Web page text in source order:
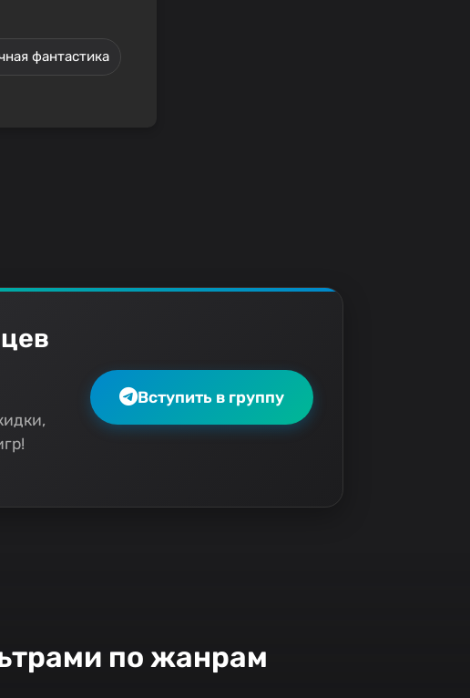
фантастика
Вступить в группу
по жанрам